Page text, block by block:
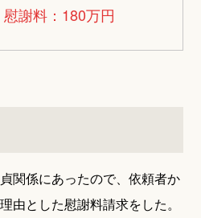
慰謝料：180万円
関係にあったので、依頼者か
由とした慰謝料請求をした。